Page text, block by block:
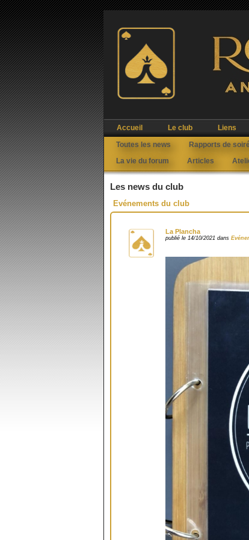
Accueil Le club Liens
Toutes les news
Rapports de
La vie du forum
Articles
Les news du club
Evénements du club
La Plancha
publié le 14/10/2021 dans